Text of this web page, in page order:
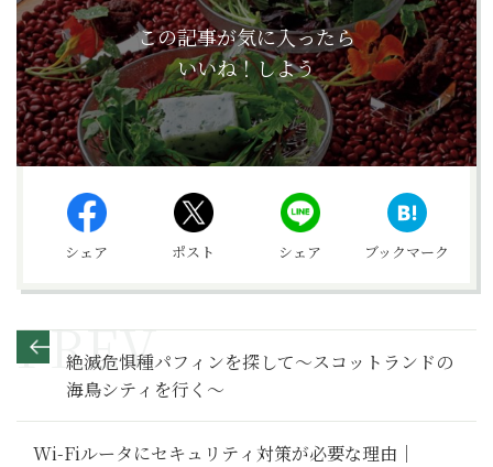
この記事が気に入ったら
いいね！しよう
シェア ポスト シェア ブックマーク
絶滅危惧種パフィンを探して〜スコットランドの
海鳥シティを行く〜
Wi-Fiルータにセキュリティ対策が必要な理由｜